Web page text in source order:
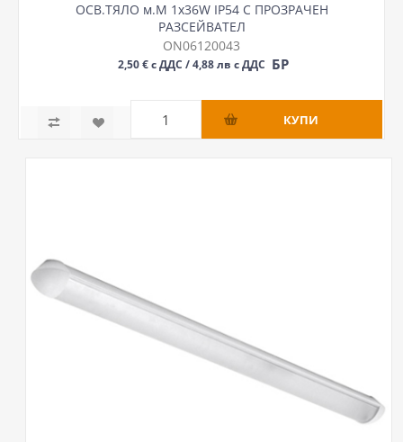
ОСВ.ТЯЛО м.М 1х36W IP54 С ПРОЗРАЧЕН
РАЗСЕЙВАТЕЛ
ON06120043
2,50 € с ДДС / 4,88 лв с ДДС БР